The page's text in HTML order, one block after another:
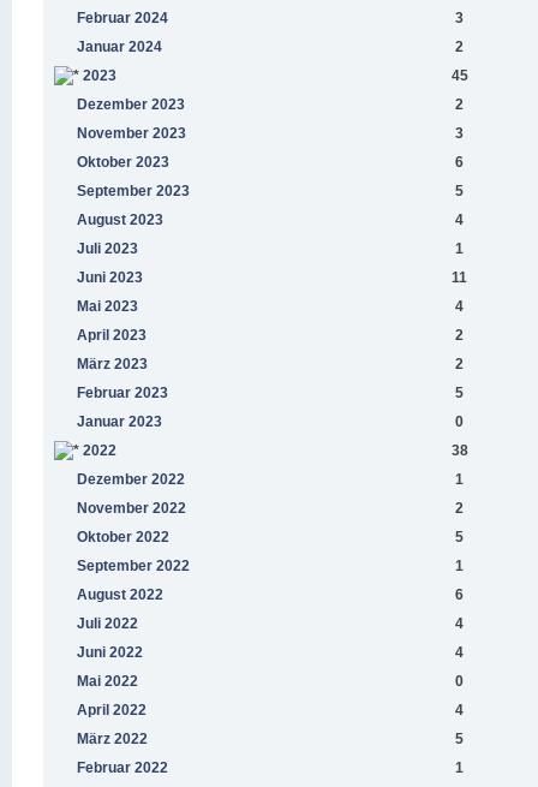
Februar 2024
3
Januar 2024
2
2023
45
Dezember 2023
2
November 2023
3
Oktober 2023
6
September 2023
5
August 2023
4
Juli 2023
1
Juni 2023
11
Mai 2023
4
April 2023
2
März 2023
2
Februar 2023
5
Januar 2023
0
2022
38
Dezember 2022
1
November 2022
2
Oktober 2022
5
September 2022
1
August 2022
6
Juli 2022
4
Juni 2022
4
Mai 2022
0
April 2022
4
März 2022
5
Februar 2022
1